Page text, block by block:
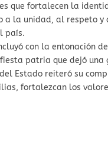
que fortalecen la
a la unidad, al respeto
país.
con la entonación
patria que dejó
Estado reiteró su
fortalezcan los